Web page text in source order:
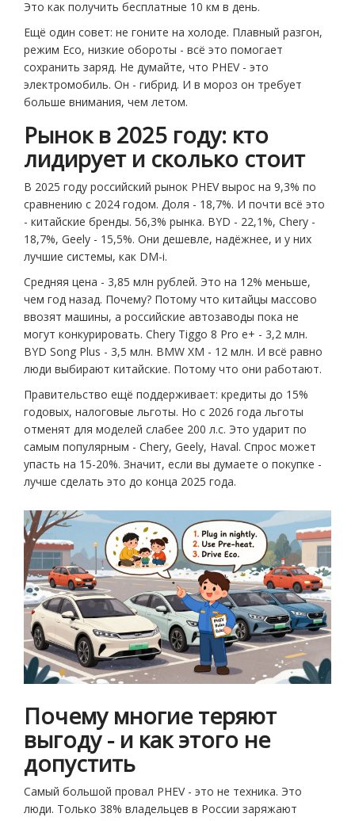
Это как получить бесплатные 10 км в день.
Ещё один совет: не гоните на холоде. Плавный разгон,
режим Eco, низкие обороты - всё это помогает
сохранить заряд. Не думайте, что PHEV - это
электромобиль. Он - гибрид. И в мороз он требует
больше внимания, чем летом.
Рынок в 2025 году: кто
лидирует и сколько стоит
В 2025 году российский рынок PHEV вырос на 9,3% по
сравнению с 2024 годом. Доля - 18,7%. И почти всё это
- китайские бренды. 56,3% рынка. BYD - 22,1%, Chery -
18,7%, Geely - 15,5%. Они дешевле, надёжнее, и у них
лучшие системы, как DM-i.
Средняя цена - 3,85 млн рублей. Это на 12% меньше,
чем год назад. Почему? Потому что китайцы массово
ввозят машины, а российские автозаводы пока не
могут конкурировать. Chery Tiggo 8 Pro e+ - 3,2 млн.
BYD Song Plus - 3,5 млн. BMW XM - 12 млн. И всё равно
люди выбирают китайские. Потому что они работают.
Правительство ещё поддерживает: кредиты до 15%
годовых, налоговые льготы. Но с 2026 года льготы
отменят для моделей слабее 200 л.с. Это ударит по
самым популярным - Chery, Geely, Haval. Спрос может
упасть на 15-20%. Значит, если вы думаете о покупке -
лучше сделать это до конца 2025 года.
Почему многие теряют
выгоду - и как этого не
допустить
Самый большой провал PHEV - это не техника. Это
люди. Только 38% владельцев в России заряжают